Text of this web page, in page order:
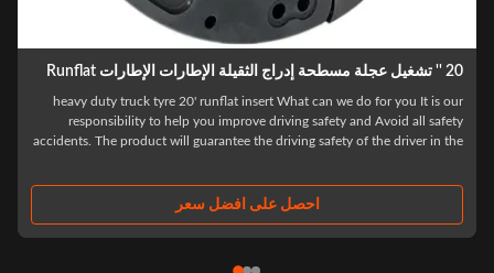
heavy duty truck tyre 20' runflat insert What can we do for you It is
responsibility to help you improve driving safety and Avoid all
accidents. The product will guarantee the driving safety of the driver in
احصل على افضل سعر